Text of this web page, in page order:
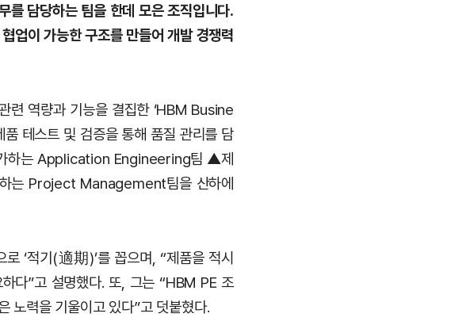
담당하는 팀을 한데 모은 조직입니다.
업이 가능한 구조를 만들어 개발 경쟁력
련 역량과 기능을 결집한 ‘HBM Busine
테스트 및 검증을 통해 품질 관리를 담
하는 Application Engineering팀 ▲제
하는 Project Management팀을 산하에
‘적기(適期)’를 꼽으며, “제품을 적시
다”고 설명했다. 또, 그는 “HBM PE 조
노력을 기울이고 있다”고 덧붙혔다.